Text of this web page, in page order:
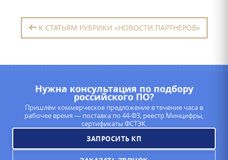
К СТАТЬЯМ РУБРИКИ «НОВОСТИ ПАРТНЁРОВ»
Нужна консультация по подбору
российского ПО?
Пришлём коммерческое предложение в течение часа в
рабочее время — поставка по 44-ФЗ, реестр Минцифры,
сертификаты ФСТЭК.
ЗАПРОСИТЬ КП